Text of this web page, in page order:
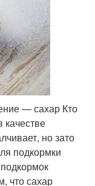
— сахар Кто
качестве
но зато
подкормки
что сахар